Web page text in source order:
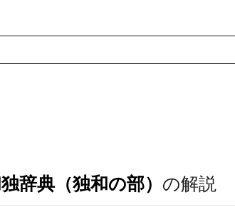
辞典（独和の部） の解説